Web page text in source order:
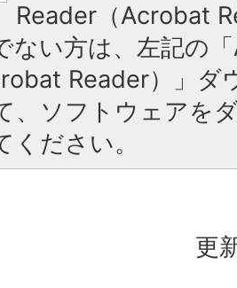
Reader（Acrobat
ない方は、左記の
Reader）」ダ
、ソフトウェアを
ださい。
更